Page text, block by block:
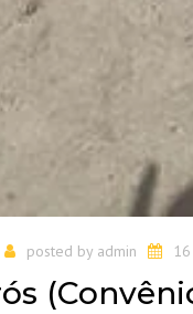
posted by admin